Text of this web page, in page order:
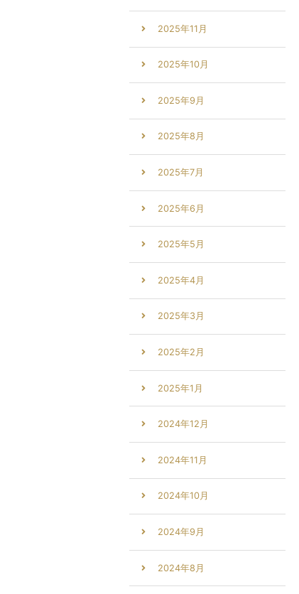
2025年11月
2025年10月
2025年9月
2025年8月
2025年7月
2025年6月
2025年5月
2025年4月
2025年3月
2025年2月
2025年1月
2024年12月
2024年11月
2024年10月
2024年9月
2024年8月